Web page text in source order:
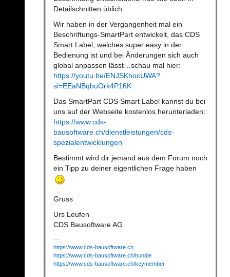
Detailschnitten üblich.
Wir haben in der Vergangenheit mal ein
Beschriftungs-SmartPart entwickelt, das CDS
Smart Label, welches super easy in der
Bedienung ist und bei Änderungen sich auch
global anpassen lässt…schau mal hier:
https://youtu.be/ENJSKhocUWA?
si=EEaNBqbuOrk4P16K
Das SmartPart CDS Smart Label kannst du bei
uns auf der Webseite kostenlos herunterladen:
https://www.cds-
bausoftware.ch/dienstleistungen/cds-
spezialentwicklungen
Bestimmt wird dir jemand aus dem Forum noch
ein Tipp zu deiner eigentlichen Frage haben
Gruss
Urs Leufen
CDS Bausoftware AG
https://www.cds-bausoftware.ch
https://www.cds-bausoftware.ch/bundle
https://www.cds-bausoftware.ch/keymember